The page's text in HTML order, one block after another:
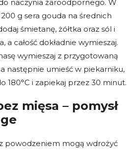
naczynia żaroodpornego. W
g sera gouda na średnich
śmietanę, żółtka oraz sól i
a całość dokładnie wymieszaj.
wymieszaj z przygotowaną
następnie umieść w piekarniku,
180°C i zapiekaj przez 30 minut.
mięsa – pomysł
powodzeniem mogą wdrożyć